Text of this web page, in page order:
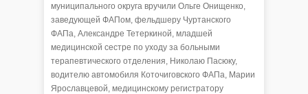
муниципального округа вручили Ольге Онищенко,
заведующей ФАПом, фельдшеру Чуртанского
ФАПа, Александре Тетеркиной, младшей
медицинской сестре по уходу за больными
терапевтического отделения, Николаю Пасюку,
водителю автомобиля Коточиговского ФАПа, Марии
Ярославцевой, медицинскому регистратору